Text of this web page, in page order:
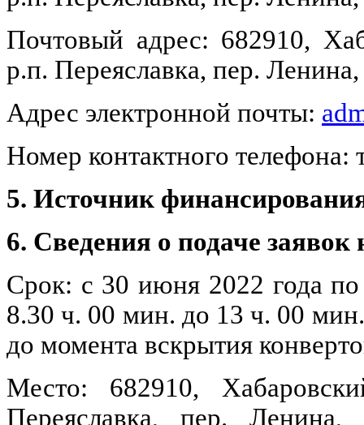
Почтовый адрес: 682910,
р.п. Переяславка, пер.
Адрес электронной почты:
Номер контактного телефона:
5. Источник
6. Сведения о подаче заявок
Срок: с 30 июня 2022 года
8.30 ч. 00 мин. до 13 ч. 00
до момента вскрытия
Место: 682910,
Переяславка, пер. Ленина,